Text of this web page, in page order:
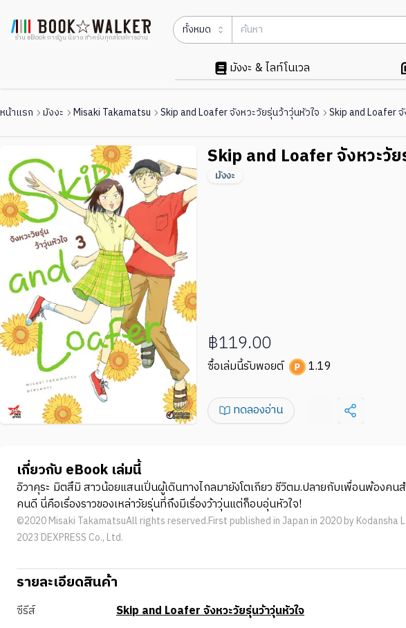
ร้าน eBook การ์ตูน นิยาย สำหรับทุกสไตล์การอ่าน
ทั้งหมด
มังงะ & ไลท์โนเวล
หน้าแรก มังงะ Misaki Takamatsu Skip and Loafer จังหวะวัยรุ่นว้าวุ่นหัวใจ Skip and Loafer
Skip and Loafer จังหวะวัย
มังงะ
฿119.00
ซื้อเล่มนี้รับพอยต์ 1.19
ทดลองอ่าน
เกี่ยวกับ eBook เล่มนี้
อิวาคุระ มิตสึมิ สาวน้อยแสนเปิ่นผู้เดินทางไกลมายังโตเกียว ชีวิตม.ปลายกับเพื่อนพ้อง
คนดี นี่คือเรื่องราวของเหล่าวัยรุ่นที่ถึงมีเรื่องว้าวุ่นแต่ก็อบอุ่นหัวใจ!
©2020 Misaki TakamatsuAll rights reserved.First published in Japan in 2020 by
2023 DEXPRESS Co., Ltd.
รายละเอียดสินค้า
ซีรีส์
Skip and Loafer จังหวะวัยรุ่นว้าวุ่นหัวใจ